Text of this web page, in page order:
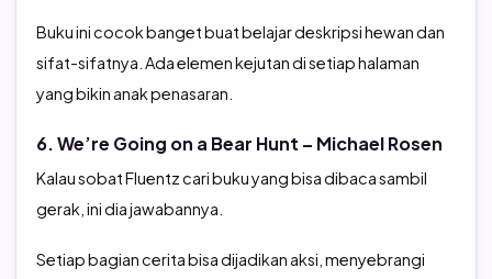
Buku ini cocok banget buat belajar deskripsi hewan dan
sifat-sifatnya. Ada elemen kejutan di setiap halaman
yang bikin anak penasaran.
6. We’re Going on a Bear Hunt – Michael Rosen
Kalau sobat Fluentz cari buku yang bisa dibaca sambil
gerak, ini dia jawabannya.
Setiap bagian cerita bisa dijadikan aksi, menyebrangi